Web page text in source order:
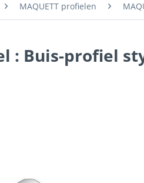
MAQUETT profielen
: Buis-profiel